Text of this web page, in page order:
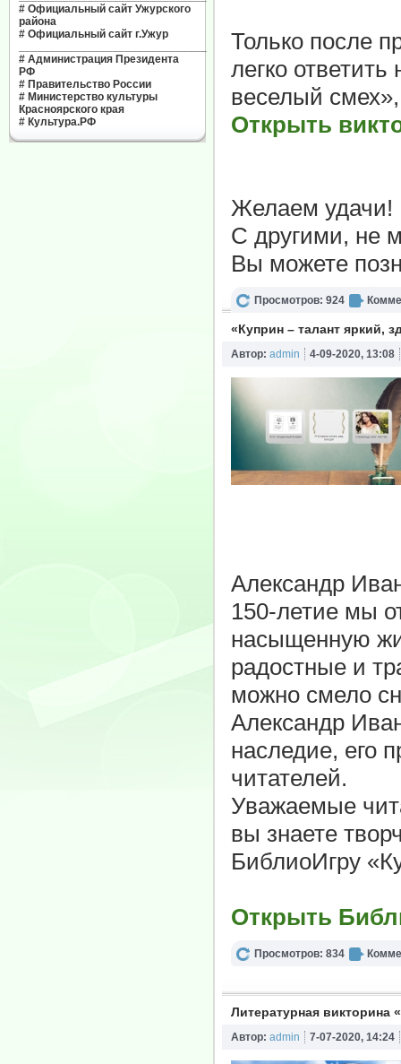
# Официальный сайт Ужурского
района
# Официальный сайт г.Ужур
# Администрация Президента
РФ
# Правительство России
# Министерство культуры
Красноярского края
# Культура.РФ
Только после
легко
веселый
Открыть
Желаем удачи!
С другими, не
Вы можете
Просмотров: 924
«Куприн – талант яркий,
Автор: admin 4-09-2020, 13:08
Александр
150-летие мы
насыщенную
радостные и
можно смело
Александр
наследие, его
читателей.
Уважаемые
вы знаете
БиблиоИгру
Открыть
Просмотров: 834
Литературная викторина
Автор: admin 7-07-2020, 14:24